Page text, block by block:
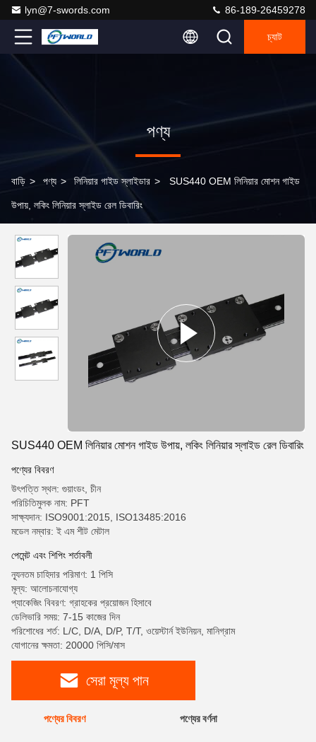
lyn@7-swords.com 86-189-26459278
চ্যাট
পণ্য
বাড়ি > পণ্য > লিনিয়ার গাইড স্লাইডার > SUS440 OEM লিনিয়ার মোশন গাইড
উপায়, লকিং লিনিয়ার স্লাইড রেল ডিবারিং
SUS440 OEM লিনিয়ার মোশন গাইড উপায়, লকিং লিনিয়ার স্লাইড রেল ডিবারিং
পণ্যের বিবরণ
উৎপত্তি স্থল: গুয়াংডং, চীন
পরিচিতিমুলক নাম: PFT
সাক্ষ্যদান: ISO9001:2015, ISO13485:2016
মডেল নম্বার: ই এম শীট মেটাল
পেমেন্ট এবং শিপিং শর্তাবলী
ন্যূনতম চাহিদার পরিমাণ: 1 পিসি
মূল্য: আলোচনাযোগ্য
প্যাকেজিং বিবরণ: গ্রাহকের প্রয়োজন হিসাবে
ডেলিভারি সময়: 7-15 কাজের দিন
পরিশোধের শর্ত: L/C, D/A, D/P, T/T, ওয়েস্টার্ন ইউনিয়ন, মানিগ্রাম
যোগানের ক্ষমতা: 20000 পিসি/মাস
সেরা মূল্য পান
পণ্যের বিবরণ পণ্যের বর্ণনা